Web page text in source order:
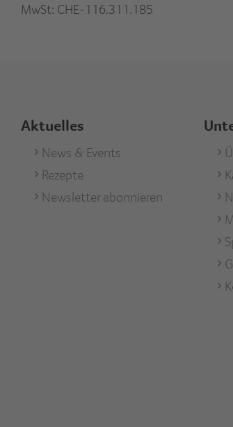
MwSt: CHE-116.311.185
Aktuelles
Footer
Aktuell
News & Events
Rezepte
Newsletter abonnieren